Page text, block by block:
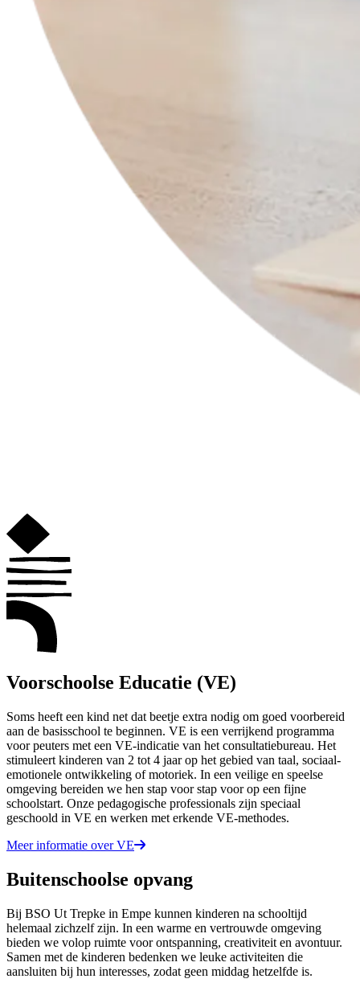
Voorschoolse Educatie (VE)
Soms heeft een kind net dat beetje extra nodig om goed voorbereid
aan de basisschool te beginnen. VE is een verrijkend programma
voor peuters met een VE-indicatie van het consultatiebureau. Het
stimuleert kinderen van 2 tot 4 jaar op het gebied van taal, sociaal-
emotionele ontwikkeling of motoriek. In een veilige en speelse
omgeving bereiden we hen stap voor stap voor op een fijne
schoolstart. Onze pedagogische professionals zijn speciaal
geschoold in VE en werken met erkende VE-methodes.
Meer informatie over VE
Buitenschoolse opvang
Bij BSO Ut Trepke in Empe kunnen kinderen na schooltijd
helemaal zichzelf zijn. In een warme en vertrouwde omgeving
bieden we volop ruimte voor ontspanning, creativiteit en avontuur.
Samen met de kinderen bedenken we leuke activiteiten die
aansluiten bij hun interesses, zodat geen middag hetzelfde is.